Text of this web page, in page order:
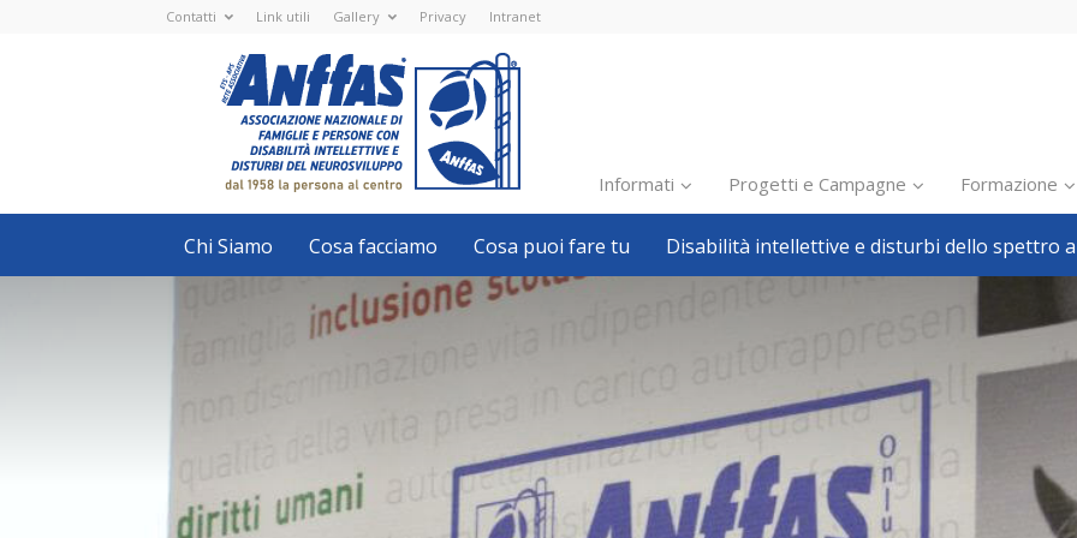
Contatti Link utili Gallery Privacy Intranet
Nazionale
ETS
-
APS
Associazione
Nazionale
di
Famiglie
e
con
disabilità
intellettive
neurosviluppo
Informati
Inclusione scolastica
Inclusione lavorativa
Politiche sociali
Pillole
Formazione
Avvisi, bandi
Welfare locale
Progetti e Campagne Formazione
Chi Siamo Cosa facciamo Cosa puoi fare tu Disabilità intellettive e disturbi dello spettro